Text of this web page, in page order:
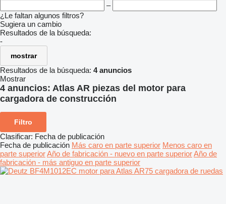
–
¿Le faltan algunos filtros?
Sugiera un cambio
Resultados de la búsqueda:
-
mostrar
Resultados de la búsqueda: 4 anuncios
Mostrar
4 anuncios: Atlas AR piezas del motor para
cargadora de construcción
Filtro
Clasificar: Fecha de publicación
Fecha de publicación Más caro en parte superior Menos caro en
parte superiorAño de fabricación - nuevo en parte superiorAño de
fabricación - más antiguo en parte superior